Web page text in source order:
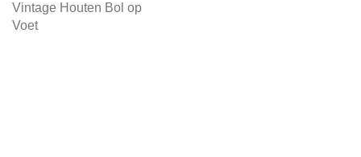
Vintage Houten Bol op
Voet